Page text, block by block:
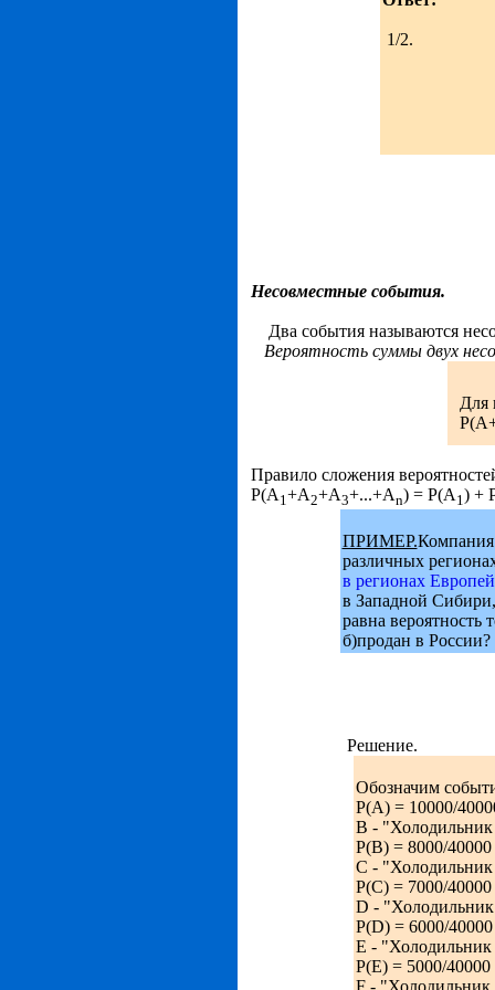
1/2.
Несовместные события.
Два события называются
Вероятность суммы двух
Для
Правило сложения
P(A 1+A2+A3+...+An) = P(A 1) +
ПРИМЕР.Компания
различных
в регионах
в Западной
равна вероятность
б)продан в России?
Решение.
Обозначим
Р(А) = 10000/
В - "Холодильник
P(B) = 8000/
С - "Холодильник
P(C) = 7000/
D -
P(D) = 6000/
E - "Холодильник
P(E) = 5000/40000